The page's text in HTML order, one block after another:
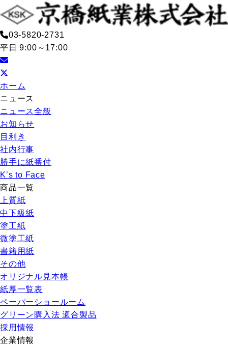
03-5820-2731
平日 9:00～17:00
ホーム
ニュース
ニュース全般
お知らせ
目利き
社内行事
勝手に紙番付
K’s to Face
商品一覧
上質紙
中下級紙
塗工紙
微塗工紙
書籍用紙
その他
オリジナル見本帳
紙厚一覧表
ペーパーショールーム
グリーン購入法 適合製品
採用情報
企業情報